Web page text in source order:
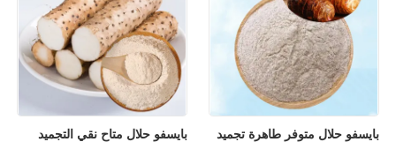
بايسفو حلال متاح نقي التجميد
بايسفو حلال متوفر طاهرة تجميد